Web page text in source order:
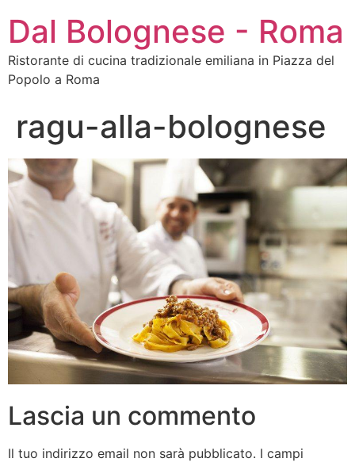
Dal Bolognese - Roma
Ristorante di cucina tradizionale emiliana in Piazza del
Popolo a Roma
ragu-alla-bolognese
Lascia un commento
Il tuo indirizzo email non sarà pubblicato. I campi